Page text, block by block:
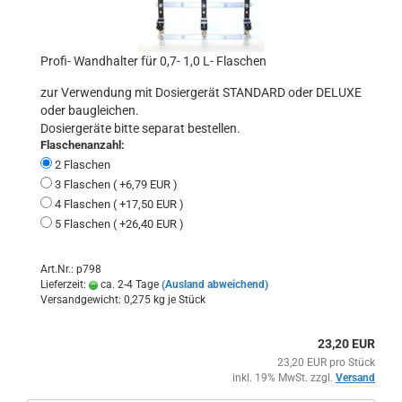
Profi- Wandhalter für 0,7- 1,0 L- Flaschen
zur Verwendung mit Dosiergerät STANDARD oder DELUXE
oder baugleichen.
Dosiergeräte bitte separat bestellen.
Flaschenanzahl:
2 Flaschen
3 Flaschen ( +6,79 EUR )
4 Flaschen ( +17,50 EUR )
5 Flaschen ( +26,40 EUR )
Art.Nr.: p798
Lieferzeit:
ca. 2-4 Tage (Ausland abweichend)
Versandgewicht: 0,275 kg je Stück
23,20 EUR
23,20 EUR pro Stück
inkl. 19% MwSt. zzgl. Versand